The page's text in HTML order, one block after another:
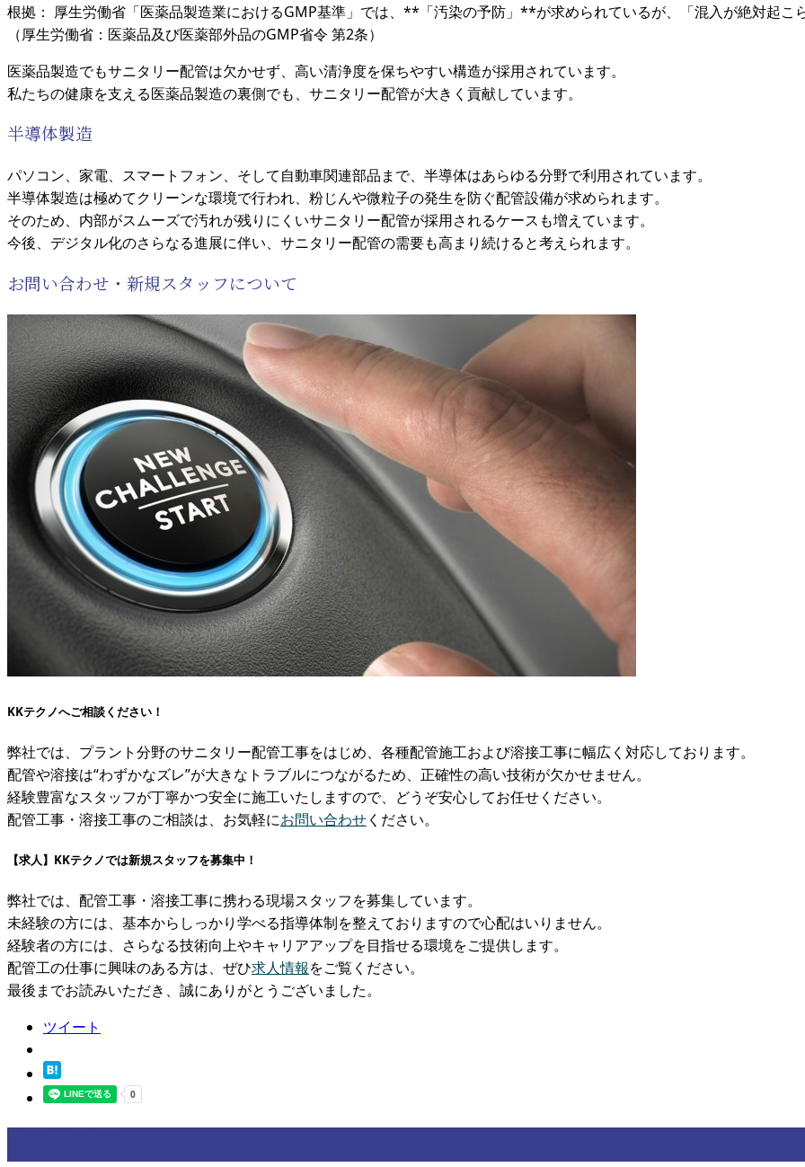
根拠： 厚生労働省「医薬品製造業におけるGMP基準」では、**「汚染の予防」**が求められているが、「混入が絶対起こ
（厚生労働省：医薬品及び医薬部外品のGMP省令 第2条）
医薬品製造でもサニタリー配管は欠かせず、高い清浄度を保ちやすい構造が採用されています。
私たちの健康を支える医薬品製造の裏側でも、サニタリー配管が大きく貢献しています。
半導体製造
パソコン、家電、スマートフォン、そして自動車関連部品まで、半導体はあらゆる分野で利用されています。
半導体製造は極めてクリーンな環境で行われ、粉じんや微粒子の発生を防ぐ配管設備が求められます。
そのため、内部がスムーズで汚れが残りにくいサニタリー配管が採用されるケースも増えています。
今後、デジタル化のさらなる進展に伴い、サニタリー配管の需要も高まり続けると考えられます。
お問い合わせ・新規スタッフについて
KKテクノへご相談ください！
弊社では、プラント分野のサニタリー配管工事をはじめ、各種配管施工および溶接工事に幅広く対応しております。
配管や溶接は“わずかなズレ”が大きなトラブルにつながるため、正確性の高い技術が欠かせません。
経験豊富なスタッフが丁寧かつ安全に施工いたしますので、どうぞ安心してお任せください。
配管工事・溶接工事のご相談は、お気軽にお問い合わせください。
【求人】KKテクノでは新規スタッフを募集中！
弊社では、配管工事・溶接工事に携わる現場スタッフを募集しています。
未経験の方には、基本からしっかり学べる指導体制を整えておりますので心配はいりません。
経験者の方には、さらなる技術向上やキャリアアップを目指せる環境をご提供します。
配管工の仕事に興味のある方は、ぜひ求人情報をご覧ください。
最後までお読みいただき、誠にありがとうございました。
ツイート